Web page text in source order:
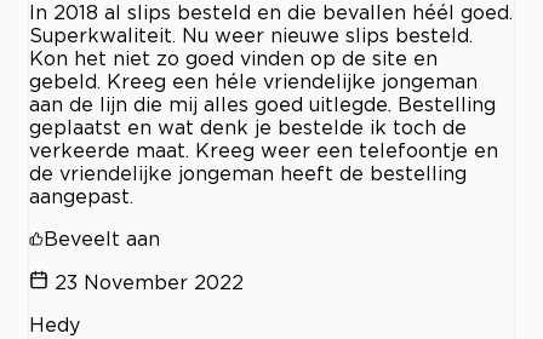
In 2018 al slips besteld en die bevallen héél goed.
Superkwaliteit. Nu weer nieuwe slips besteld.
Kon het niet zo goed vinden op de site en
gebeld. Kreeg een héle vriendelijke jongeman
aan de lijn die mij alles goed uitlegde. Bestelling
geplaatst en wat denk je bestelde ik toch de
verkeerde maat. Kreeg weer een telefoontje en
de vriendelijke jongeman heeft de bestelling
aangepast.
Beveelt aan
23 November 2022
Hedy